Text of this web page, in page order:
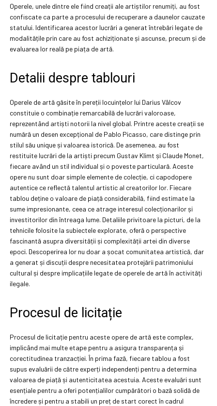
Operele, unele dintre ele fiind creații ale artiștilor renumiți, au fost
confiscate ca parte a procesului de recuperare a daunelor cauzate
statului. Identificarea acestor lucrări a generat întrebări legate de
modalitățile prin care au fost achiziționate și ascunse, precum și de
evaluarea lor reală pe piața de artă.
Detalii despre tablouri
Operele de artă găsite în pereții locuințelor lui Darius Vâlcov
constituie o combinație remarcabilă de lucrări valoroase,
reprezentând artiști notorii la nivel global. Printre aceste creații se
numără un desen excepțional de Pablo Picasso, care distinge prin
stilul său unique și valoarea istorică. De asemenea, au fost
restituite lucrări de la artiști precum Gustav Klimt și Claude Monet,
fiecare având un stil individual și o poveste particulară. Aceste
opere nu sunt doar simple elemente de colecție, ci capodopere
autentice ce reflectă talentul artistic al creatorilor lor. Fiecare
tablou deține o valoare de piață considerabilă, fiind estimate la
sume impresionante, ceea ce atrage interesul colecționarilor și
investitorilor din întreaga lume. Detaliile privitoare la picturi, de la
tehnicile folosite la subiectele explorate, oferă o perspective
fascinantă asupra diversității și complexității artei din diverse
epoci. Descoperirea lor nu doar a șocat comunitatea artistică, dar
a generat și discuții despre necesitatea protejării patrimoniului
cultural și despre implicațiile legate de operele de artă în activități
ilegale.
Procesul de licitație
Procesul de licitație pentru aceste opere de artă este complex,
implicând mai multe etape pentru a asigura transparența și
corectitudinea tranzacției. În prima fază, fiecare tablou a fost
supus evaluării de către experți independenți pentru a determina
valoarea de piață și autenticitatea acestuia. Aceste evaluări sunt
esențiale pentru a oferi potențialilor cumpărători o bază solidă de
încredere și pentru a stabili un preț de start corect în cadrul